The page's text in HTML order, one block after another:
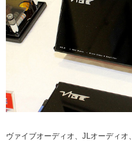
ヴァイブオーディオ、JLオーディオ